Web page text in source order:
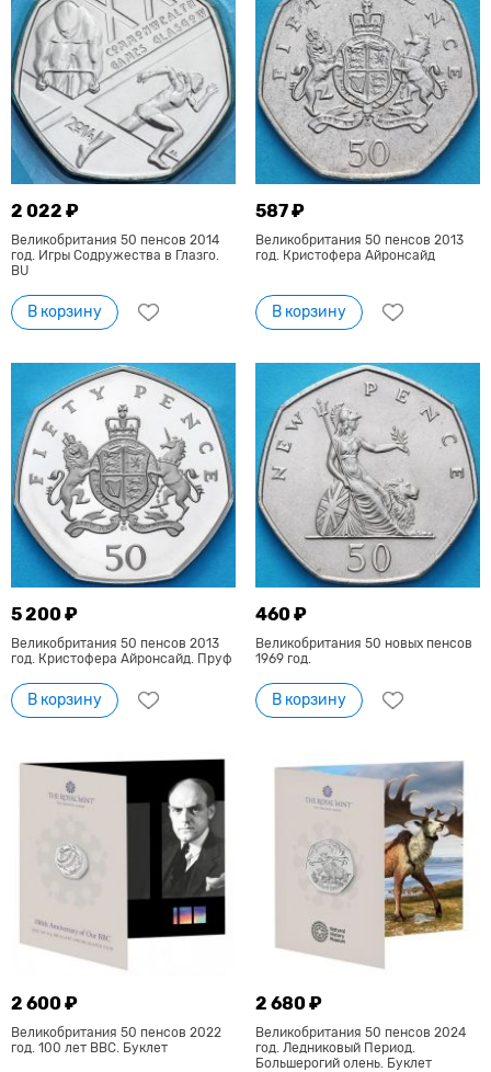
2 022 ₽
Великобритания 50 пенсов 2014
год. Игры Содружества в Глазго.
BU
В корзину
587 ₽
Великобритания 50 пенсов 2013
год. Кристофера Айронсайд
В корзину
5 200 ₽
Великобритания 50 пенсов 2013
год. Кристофера Айронсайд. Пруф
В корзину
460 ₽
Великобритания 50 новых пенсов
1969 год.
В корзину
2 600 ₽
Великобритания 50 пенсов 2022
год. 100 лет BBC. Буклет
2 680 ₽
Великобритания 50 пенсов 2024
год. Ледниковый Период.
Большерогий олень. Буклет